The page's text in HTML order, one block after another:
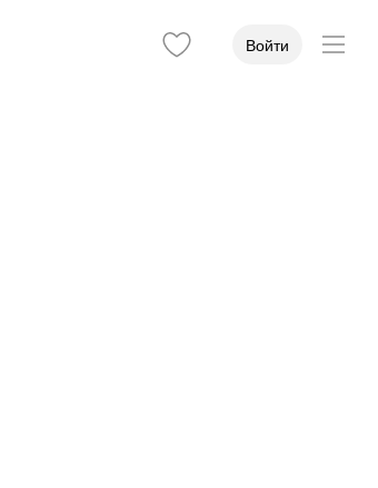
Войти